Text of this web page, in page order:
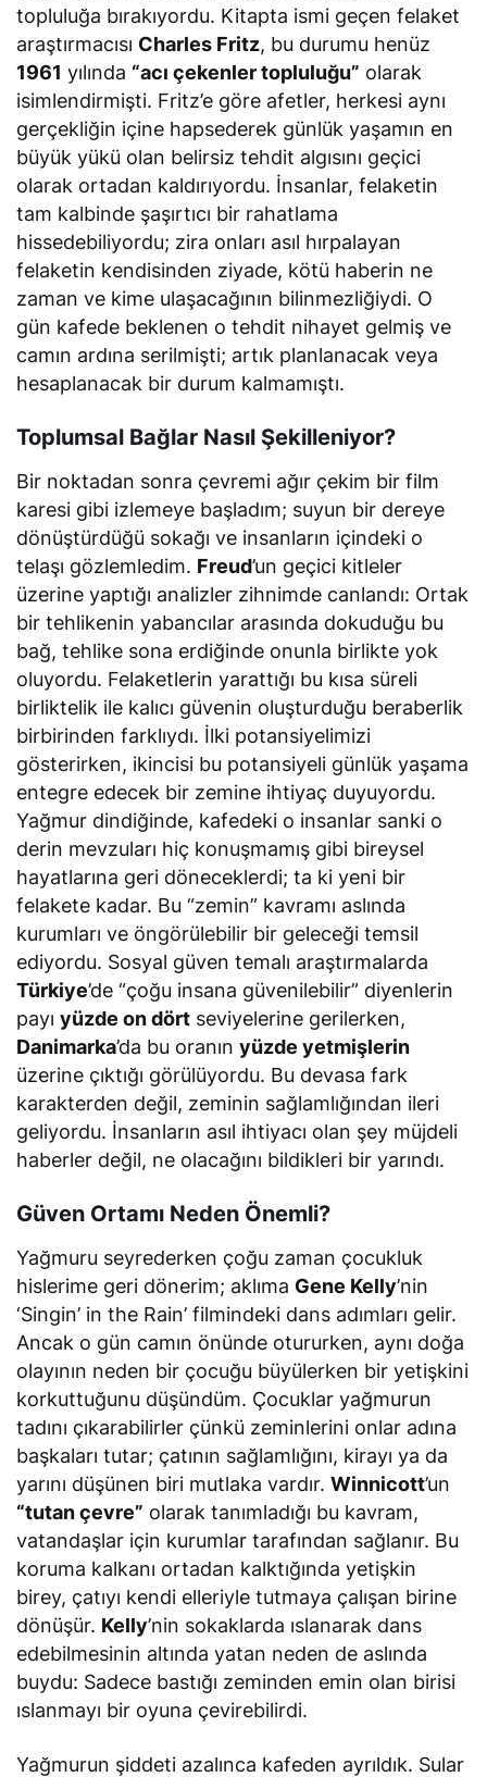
topluluğa bırakıyordu. Kitapta ismi geçen felaket
araştırmacısı Charles Fritz, bu durumu henüz
1961 yılında “acı çekenler topluluğu” olarak
isimlendirmişti. Fritz’e göre afetler, herkesi aynı
gerçekliğin içine hapsederek günlük yaşamın en
büyük yükü olan belirsiz tehdit algısını geçici
olarak ortadan kaldırıyordu. İnsanlar, felaketin
tam kalbinde şaşırtıcı bir rahatlama
hissedebiliyordu; zira onları asıl hırpalayan
felaketin kendisinden ziyade, kötü haberin ne
zaman ve kime ulaşacağının bilinmezliğiydi. O
gün kafede beklenen o tehdit nihayet gelmiş ve
camın ardına serilmişti; artık planlanacak veya
hesaplanacak bir durum kalmamıştı.
Toplumsal Bağlar Nasıl Şekilleniyor?
Bir noktadan sonra çevremi ağır çekim bir film
karesi gibi izlemeye başladım; suyun bir dereye
dönüştürdüğü sokağı ve insanların içindeki o
telaşı gözlemledim. Freud’un geçici kitleler
üzerine yaptığı analizler zihnimde canlandı: Ortak
bir tehlikenin yabancılar arasında dokuduğu bu
bağ, tehlike sona erdiğinde onunla birlikte yok
oluyordu. Felaketlerin yarattığı bu kısa süreli
birliktelik ile kalıcı güvenin oluşturduğu beraberlik
birbirinden farklıydı. İlki potansiyelimizi
gösterirken, ikincisi bu potansiyeli günlük yaşama
entegre edecek bir zemine ihtiyaç duyuyordu.
Yağmur dindiğinde, kafedeki o insanlar sanki o
derin mevzuları hiç konuşmamış gibi bireysel
hayatlarına geri döneceklerdi; ta ki yeni bir
felakete kadar. Bu “zemin” kavramı aslında
kurumları ve öngörülebilir bir geleceği temsil
ediyordu. Sosyal güven temalı araştırmalarda
Türkiye’de“çoğu insana güvenilebilir” diyenlerin
payıyüzde on dört seviyelerine gerilerken,
Danimarka’da bu oranınyüzde yetmişlerin
üzerine çıktığı görülüyordu. Bu devasa fark
karakterden değil, zeminin sağlamlığından ileri
geliyordu. İnsanların asıl ihtiyacı olan şey müjdeli
haberler değil, ne olacağını bildikleri bir yarındı.
Güven Ortamı Neden Önemli?
Yağmuru seyrederken çoğu zaman çocukluk
hislerime geri dönerim; aklıma Gene Kelly’nin
‘Singin’ in the Rain’ filmindeki dans adımları gelir.
Ancak o gün camın önünde otururken, aynı doğa
olayının neden bir çocuğu büyülerken bir yetişkini
korkuttuğunu düşündüm. Çocuklar yağmurun
tadını çıkarabilirler çünkü zeminlerini onlar adına
başkaları tutar; çatının sağlamlığını, kirayı ya da
yarını düşünen biri mutlaka vardır.Winnicott’un
“tutan çevre” olarak tanımladığı bu kavram,
vatandaşlar için kurumlar tarafından sağlanır. Bu
koruma kalkanı ortadan kalktığında yetişkin
birey, çatıyı kendi elleriyle tutmaya çalışan birine
dönüşür. Kelly’nin sokaklarda ıslanarak dans
edebilmesinin altında yatan neden de aslında
buydu: Sadece bastığı zeminden emin olan birisi
ıslanmayı bir oyuna çevirebilirdi.
Yağmurun şiddeti azalınca kafeden ayrıldık. Sular